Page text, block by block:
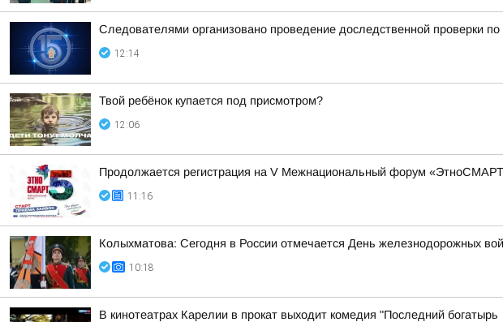
Следователями организовано проведение доследственной проверки
12:14
Твой ребёнок купается под присмотром?
12:06
Продолжается регистрация на V Межнациональный форум
11:16
Колыхматова: Сегодня в России отмечается День железнодорожных
10:18
В кинотеатрах Карелии в прокат выходит комедия "Последний богатырь